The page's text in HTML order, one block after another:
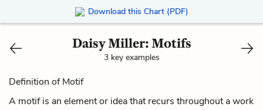
Download this Chart (PDF)
Daisy Miller: Motifs
3 key examples
Definition of Motif
A motif is an element or idea that recurs throughout a work